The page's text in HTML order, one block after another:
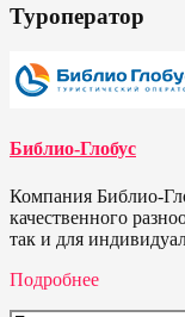
Туроператор
Библио-Глобус
Компания Библио-
качественного
так и для
Подробнее